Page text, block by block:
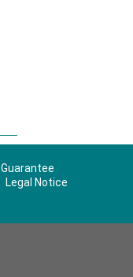
Guarantee
Legal Notice